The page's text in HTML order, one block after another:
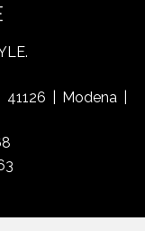
| Modena |